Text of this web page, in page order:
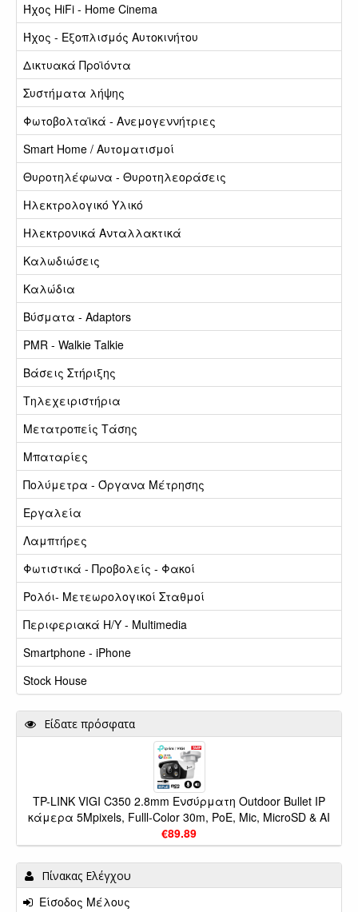
Ήχος HiFi - Home Cinema
Ήχος - Εξοπλισμός Αυτοκινήτου
Δικτυακά Προϊόντα
Συστήματα λήψης
Φωτοβολταϊκά - Ανεμογεννήτριες
Smart Home / Αυτοματισμοί
Θυροτηλέφωνα - Θυροτηλεοράσεις
Ηλεκτρολογικό Υλικό
Ηλεκτρονικά Ανταλλακτικά
Καλωδιώσεις
Καλώδια
Βύσματα - Adaptors
PMR - Walkie Talkie
Βάσεις Στήριξης
Τηλεχειριστήρια
Μετατροπείς Τάσης
Μπαταρίες
Πολύμετρα - Όργανα Μέτρησης
Εργαλεία
Λαμπτήρες
Φωτιστικά - Προβολείς - Φακοί
Ρολόι- Μετεωρολογικοί Σταθμοί
Περιφεριακά Η/Υ - Multimedia
Smartphone - iPhone
Stock House
Είδατε πρόσφατα
TP-LINK VIGI C350 2.8mm Ενσύρματη Outdoor Bullet IP
κάμερα 5Mpixels, Fulll-Color 30m, PoE, Mic, MicroSD & AI
€89.89
Πίνακας Ελέγχου
Είσοδος Μέλους